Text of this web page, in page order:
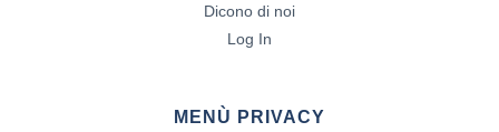
Dicono di noi
Log In
MENÙ PRIVACY